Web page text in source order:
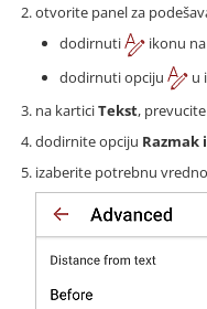
otvorite panel za
dodirnuti
ikonu
dodirnuti opciju
u
na karticiTekst,
dodirnite opciju Razmak
izaberite potrebnu